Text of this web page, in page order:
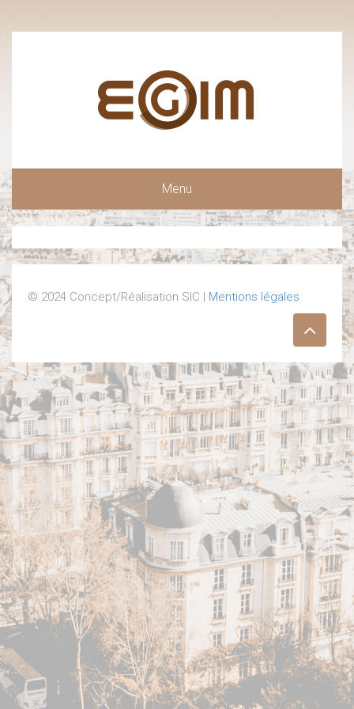
Menu
© 2024 Concept/Réalisation SIC | Mentions légales